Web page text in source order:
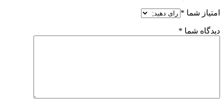
امتیاز شما *
دیدگاه شما *